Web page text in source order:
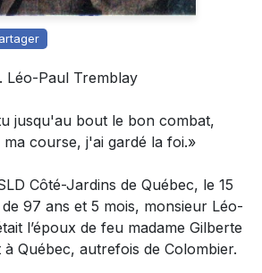
Léo-Paul Tremblay
jusqu'au bout le bon combat,
course, j'ai gardé la foi.»
Côté-Jardins de Québec, le 15
de 97 ans et 5 mois, monsieur Léo-
l’époux de feu madame Gilberte
à Québec, autrefois de Colombier.